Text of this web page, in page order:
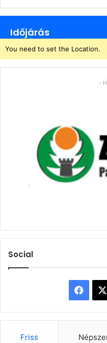
Időjárás
You need to set the Location.
-
Social
Friss